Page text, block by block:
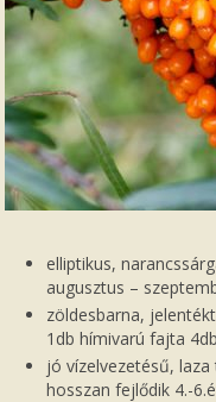
elliptikus,
augusztus –
zöldesbarna,
1db hímivarú fajta
jó vízelvezetésű,
hosszan fejlődik 4.-